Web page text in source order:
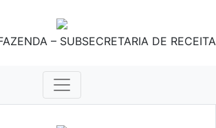
– SUBSECRETARIA DE RECEITA